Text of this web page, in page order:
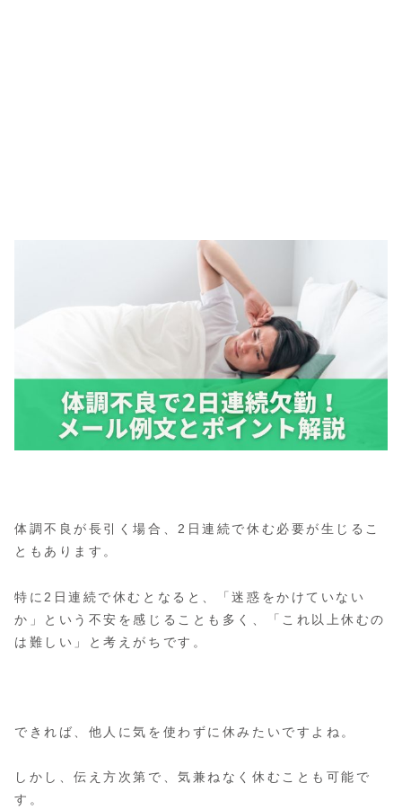
体調不良が長引く場合、2日連続で休む必要が生じるこ
ともあります。
特に2日連続で休むとなると、「迷惑をかけていない
か」という不安を感じることも多く、「これ以上休むの
は難しい」と考えがちです。
できれば、他人に気を使わずに休みたいですよね。
しかし、伝え方次第で、気兼ねなく休むことも可能で
す。